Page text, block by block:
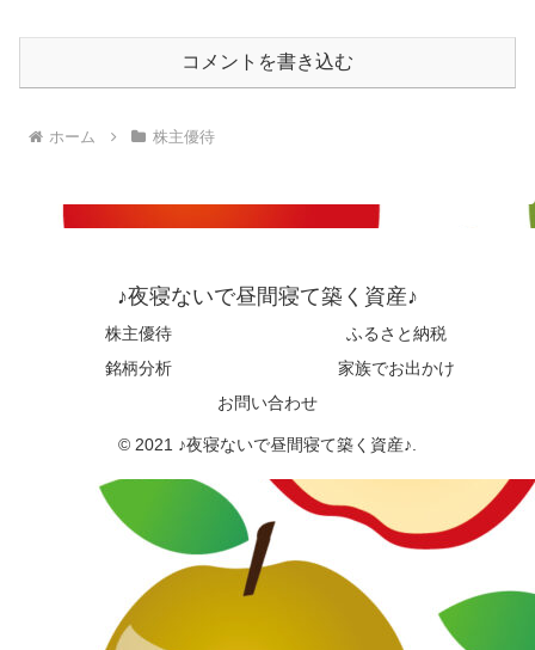
コメントを書き込む
ホーム 株主優待
♪夜寝ないで昼間寝て築く資産♪
株主優待
ふるさと納税
銘柄分析
家族でお出かけ
お問い合わせ
© 2021 ♪夜寝ないで昼間寝て築く資産♪.